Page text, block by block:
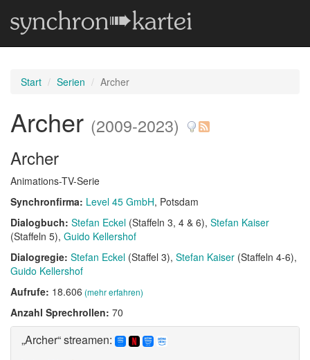
Start Serien Archer
Archer (2009-2023)
Archer
Animations-TV-Serie
Synchronfirma: Level 45 GmbH, Potsdam
Dialogbuch: Stefan Eckel (Staffeln 3, 4 & 6) Stefan Kaiser
(Staffeln 5) Guido Kellershof
Dialogregie: Stefan Eckel (Staffel 3) Stefan Kaiser (Staffeln 4-6)
Guido Kellershof
Aufrufe: 18.606 (mehr erfahren)
Anzahl Sprechrollen: 70
„Archer“ streamen: